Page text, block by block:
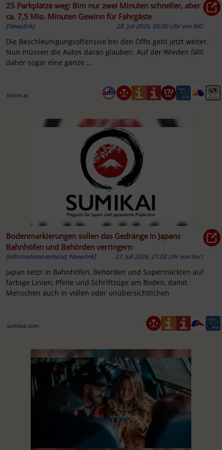
25 Parkplätze weg: Bim nur zwei Minuten schneller, aber
ca. 7,5 Mio. Minuten Gewinn für Fahrgäste
[Newslink] 28. Juli 2026, 05:00 Uhr von WG
Die Beschleunigungsoffensive bei den Öffis geht jetzt weiter.
Nun müssen die Autos daran glauben. Auf der Wieden fällt
daher sogar eine ganze ...
krone.at
Bodenmarkierungen sollen das Gedränge in Japans
Bahnhöfen und Behörden verringern
[Informationsverbund, Newslink] 27. Juli 2026, 21:00 Uhr vonhacl
Japan setzt in Bahnhöfen, Behörden und Supermärkten auf
farbige Linien, Pfeile und Schriftzüge am Boden, damit
Menschen auch in vollen oder unübersichtlichen
sumikai.com